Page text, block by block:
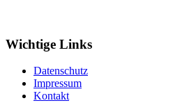
Wichtige Links
Datenschutz
Impressum
Kontakt